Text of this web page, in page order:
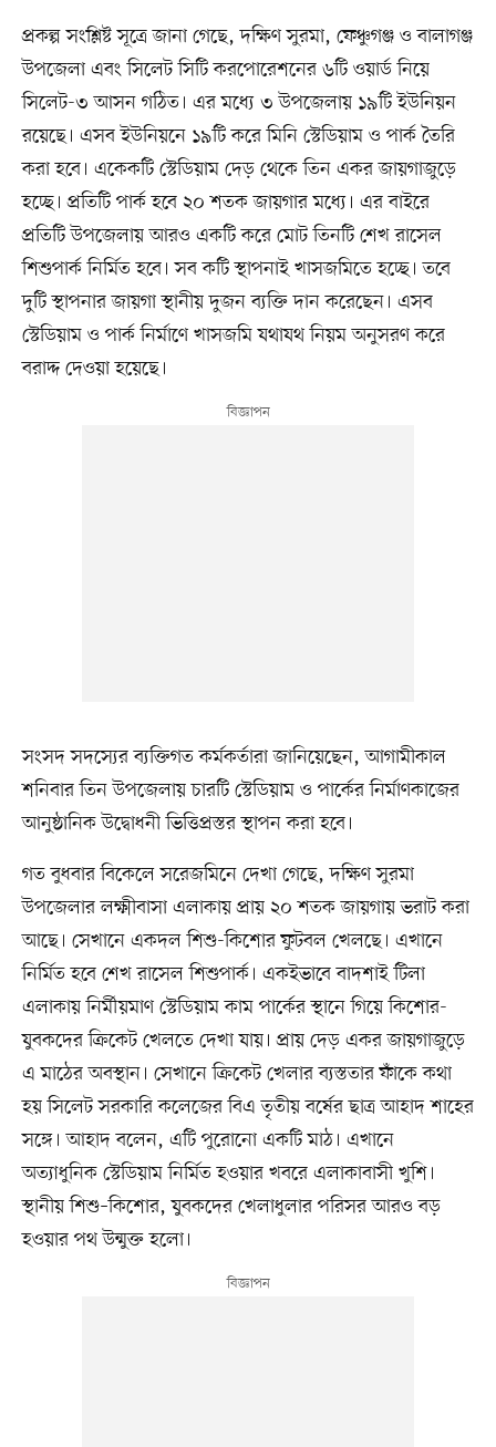
প্রকল্প সংশ্লিষ্ট সূত্রে জানা গেছে, দক্ষিণ সুরমা, ফেঞ্চুগঞ্জ ও বালাগঞ্জ
উপজেলা এবং সিলেট সিটি করপোরেশনের ৬টি ওয়ার্ড নিয়ে
সিলেট-৩ আসন গঠিত। এর মধ্যে ৩ উপজেলায় ১৯টি ইউনিয়ন
রয়েছে। এসব ইউনিয়নে ১৯টি করে মিনি স্টেডিয়াম ও পার্ক তৈরি
করা হবে। একেকটি স্টেডিয়াম দেড় থেকে তিন একর জায়গাজুড়ে
হচ্ছে। প্রতিটি পার্ক হবে ২০ শতক জায়গার মধ্যে। এর বাইরে
প্রতিটি উপজেলায় আরও একটি করে মোট তিনটি শেখ রাসেল
শিশুপার্ক নির্মিত হবে। সব কটি স্থাপনাই খাসজমিতে হচ্ছে। তবে
দুটি স্থাপনার জায়গা স্থানীয় দুজন ব্যক্তি দান করেছেন। এসব
স্টেডিয়াম ও পার্ক নির্মাণে খাসজমি যথাযথ নিয়ম অনুসরণ করে
বরাদ্দ দেওয়া হয়েছে।
সংসদ সদস্যের ব্যক্তিগত কর্মকর্তারা জানিয়েছেন, আগামীকাল
শনিবার তিন উপজেলায় চারটি স্টেডিয়াম ও পার্কের নির্মাণকাজের
আনুষ্ঠানিক উদ্বোধনী ভিত্তিপ্রস্তর স্থাপন করা হবে।
গত বুধবার বিকেলে সরেজমিনে দেখা গেছে, দক্ষিণ সুরমা
উপজেলার লক্ষ্মীবাসা এলাকায় প্রায় ২০ শতক জায়গায় ভরাট করা
আছে। সেখানে একদল শিশু-কিশোর ফুটবল খেলছে। এখানে
নির্মিত হবে শেখ রাসেল শিশুপার্ক। একইভাবে বাদশাই টিলা
এলাকায় নির্মীয়মাণ স্টেডিয়াম কাম পার্কের স্থানে গিয়ে কিশোর-
যুবকদের ক্রিকেট খেলতে দেখা যায়। প্রায় দেড় একর জায়গাজুড়ে
এ মাঠের অবস্থান। সেখানে ক্রিকেট খেলার ব্যস্ততার ফাঁকে কথা
হয় সিলেট সরকারি কলেজের বিএ তৃতীয় বর্ষের ছাত্র আহাদ শাহের
সঙ্গে। আহাদ বলেন, এটি পুরোনো একটি মাঠ। এখানে
অত্যাধুনিক স্টেডিয়াম নির্মিত হওয়ার খবরে এলাকাবাসী খুশি।
স্থানীয় শিশু–কিশোর, যুবকদের খেলাধুলার পরিসর আরও বড়
হওয়ার পথ উন্মুক্ত হলো।